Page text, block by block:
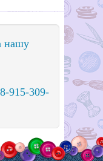
нашу
8-915-309-